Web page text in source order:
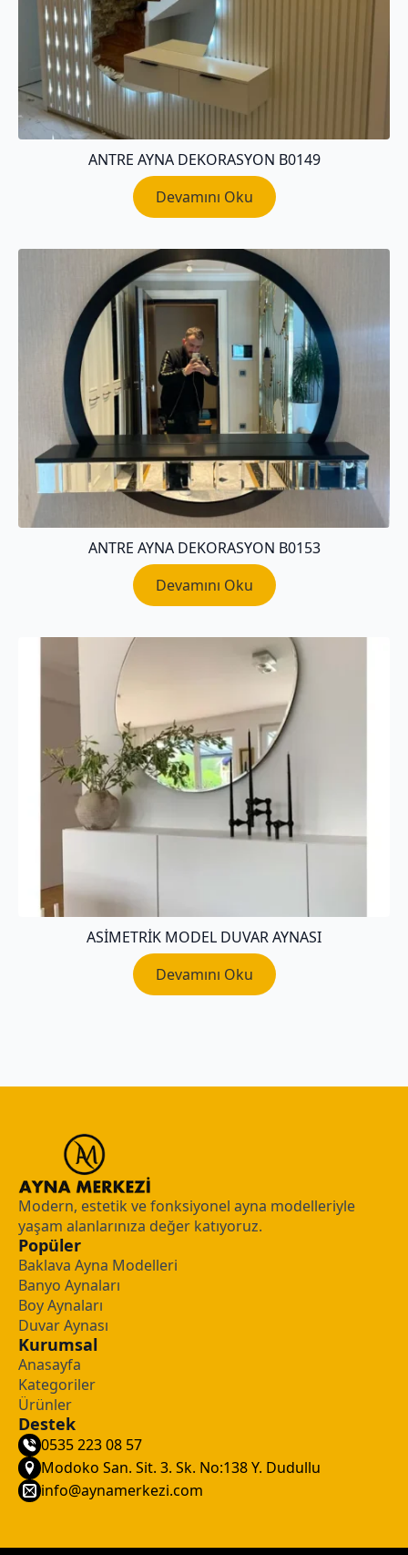
ANTRE AYNA DEKORASYON B0149
Devamını Oku
ANTRE AYNA DEKORASYON B0153
Devamını Oku
ASIMETRIK MODEL DUVAR AYNASI
Devamını Oku
Modern, estetik ve fonksiyonel ayna modelleriyle
yaşam alanlarınıza değer katıyoruz.
Popüler
Baklava Ayna Modelleri
Banyo Aynaları
Boy Aynaları
Duvar Aynası
Kurumsal
Anasayfa
Kategoriler
Ürünler
Destek
0535 223 08 57
Modoko San. Sit. 3. Sk. No:138 Y. Dudullu
info@aynamerkezi.com